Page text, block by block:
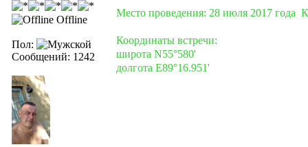
Offline
Пол:
Сообщений: 1242
Место проведения: 28 июля 2017 года
Координаты встречи:
широта N55°580'
долгота Е89°16.951'